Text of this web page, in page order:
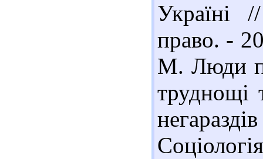
Україні
право. -
М. Люди
труднощі